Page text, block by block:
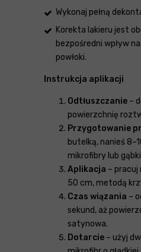
Wykonaj pełną
Korekta lakieru jest
bezpośredni wpływ
powłoki.
Instrukcja aplikacji
Odtłuszczanie –
powierzchnię
Przygotowanie
butelką, nanieś
mikrofibry lub
Aplikacja – pracuj
50 cm, metodą
Czas wiązania –
sekund, aż
satynowa.
Dotarcie – użyj